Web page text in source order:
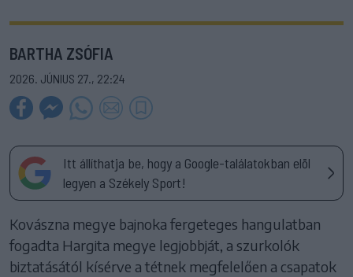
BARTHA ZSÓFIA
2026. JÚNIUS 27., 22:24
Itt állíthatja be, hogy a Google-találatokban elöl
legyen a Székely Sport!
Kovászna megye bajnoka fergeteges hangulatban
fogadta Hargita megye legjobbját, a szurkolók
biztatásától kísérve a tétnek megfelelően a csapatok